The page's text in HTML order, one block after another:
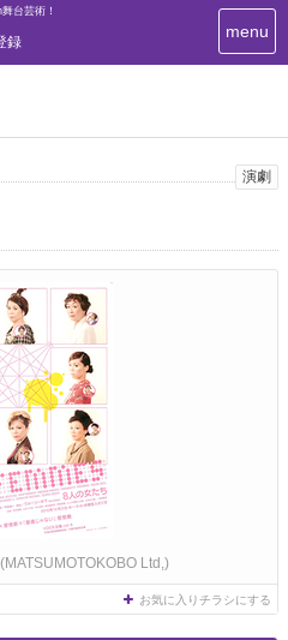
台芸術！
録
T
o
i
g
menu
演劇
Ltd,)
お気に入りチラシにする